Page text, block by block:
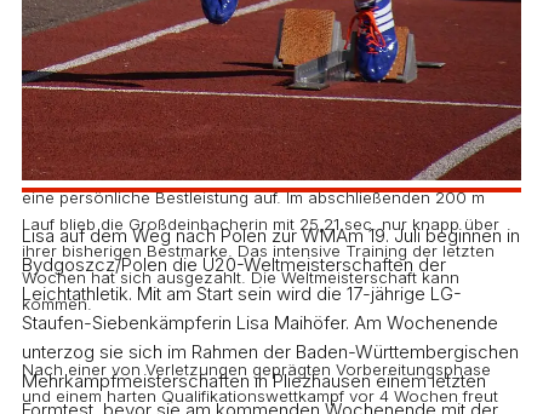
Lisa auf dem Weg nach Polen zur WMAm 19. Juli beginnen in
Bydgoszcz/Polen die U20-Weltmeisterschaften der
Leichtathletik. Mit am Start sein wird die 17-jährige LG-
Staufen-Siebenkämpferin Lisa Maihöfer. Am Wochenende
unterzog sie sich im Rahmen der Baden-Württembergischen
Mehrkampfmeisterschaften in Pliezhausen einem letzten
Bei idealen Wettkampfbedingungen begann der 100-m-
Hürdenlauf vielversprechend, doch leider konnte die junge
Athletin das gute Gefühl der ersten vier Hürden nicht ganz mit ins
Ziel nehmen. Im anschließenden Hochsprung wurde dann in
erster Linie die saubere technische Ausführung der Sprünge
getestet. Bei 1.80m beendete die LG-Staufen Athletin zufrieden
den Wettkampf. Mit 12.12 m im Kugelstoßen stellte sie dann noch
eine persönliche Bestleistung auf. Im abschließenden 200 m
Lauf blieb die Großdeinbacherin mit 25,21 sec. nur knapp über
ihrer bisherigen Bestmarke. Das intensive Training der letzten
Wochen hat sich ausgezahlt. Die Weltmeisterschaft kann
kommen.
Nach einer von Verletzungen geprägten Vorbereitungsphase
und einem harten Qualifikationswettkampf vor 4 Wochen freut